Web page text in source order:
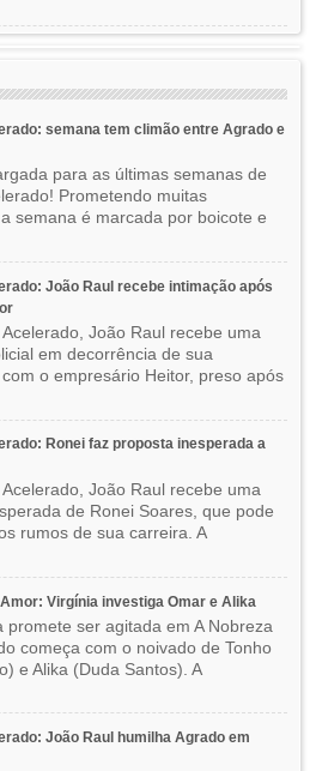
semana tem climão entre Agrado e
para as últimas semanas de
Prometendo muitas
semana é marcada por boicote e
João Raul recebe intimação após
João Raul recebe uma
em decorrência de sua
o empresário Heitor, preso após
Ronei faz proposta inesperada a
João Raul recebe uma
de Ronei Soares, que pode
rumos de sua carreira. A
Virgínia investiga Omar e Alika
promete ser agitada em A Nobreza
começa com o noivado de Tonho
e Alika (Duda Santos). A
João Raul humilha Agrado em